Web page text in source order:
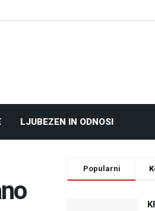
LJUBEZEN IN ODNOSI
Popularni